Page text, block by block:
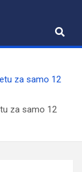
za samo 12
za samo 12